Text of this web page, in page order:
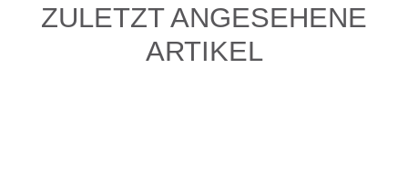
ZULETZT ANGESEHENE
ARTIKEL